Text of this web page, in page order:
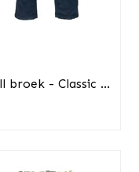
broek - Classic ...